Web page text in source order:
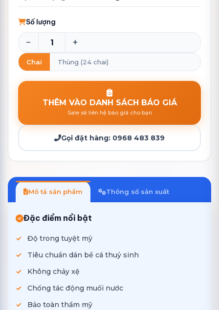
Số lượng
− +
Chai Thùng (24 chai)
THÊM VÀO DANH SÁCH BÁO GIÁ
Sale sẽ liên hệ báo giá cho bạn
Gọi đặt hàng: 0968 483 839
Mô tả sản phẩm Thông số sản xuất
Đặc điểm nổi bật
Độ trong tuyệt mỹ
Tiêu chuẩn dán bể cá thuỷ sinh
Không chảy xệ
Chống tác động muối nước
Bảo toàn thẩm mỹ